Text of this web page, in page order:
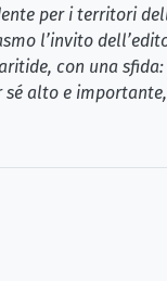
per i territori
l’invito
con una
sé alto e